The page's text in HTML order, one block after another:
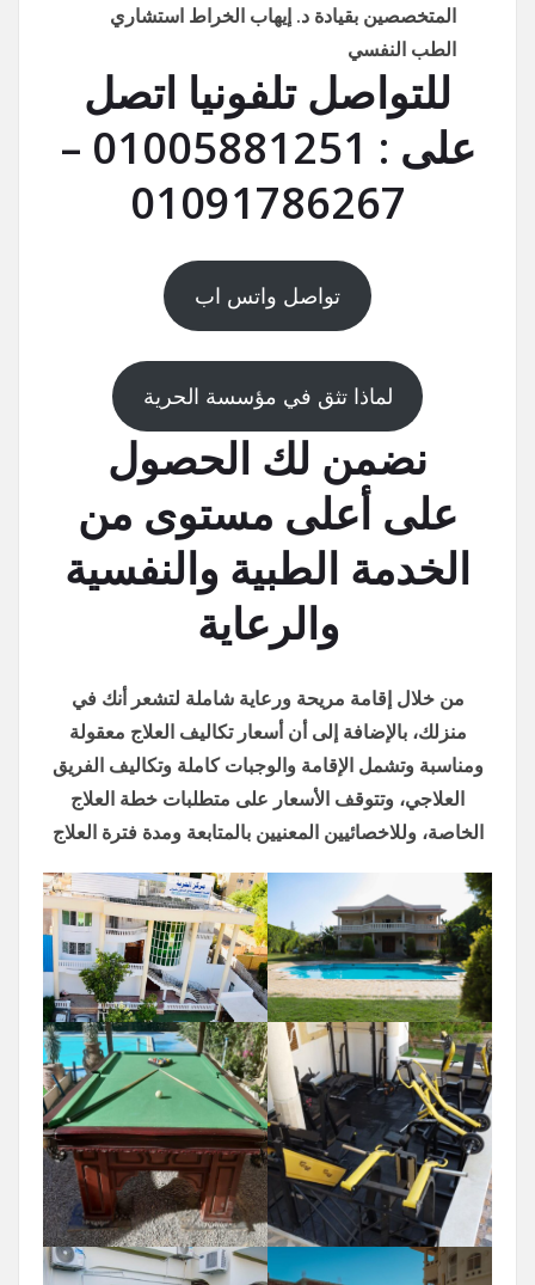
المتخصصين بقيادة د. إيهاب الخراط استشاري
الطب النفسي
للتواصل تلفونيا اتصل
على : 01005881251 –
01091786267
تواصل واتس اب
لماذا تثق في مؤسسة الحرية
نضمن لك الحصول
على أعلى مستوى من
الخدمة الطبية والنفسية
والرعاية
من خلال إقامة مريحة ورعاية شاملة لتشعر أنك في
منزلك، بالإضافة إلى أن أسعار تكاليف العلاج معقولة
ومناسبة وتشمل الإقامة والوجبات كاملة وتكاليف الفريق
العلاجي، وتتوقف الأسعار على متطلبات خطة العلاج
الخاصة، وللاخصائيين المعنيين بالمتابعة ومدة فترة العلاج